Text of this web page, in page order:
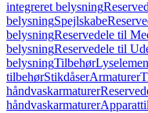
integreret belysning
belysningSpejlskabe
belysningReservedele til
belysningReservedele til
belysningTilbehør
tilbehørStikdåserArmaturer
håndvaskarmaturer
håndvaskarmaturer